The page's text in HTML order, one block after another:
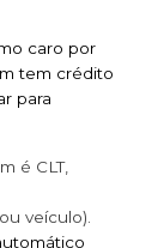
caro por
tem crédito
para
é CLT,
veículo).